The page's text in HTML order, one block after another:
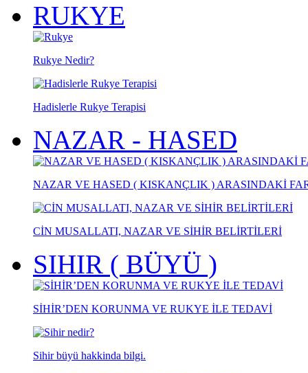
RUKYE
Rukye Nedir?
Hadislerle Rukye Terapisi
NAZAR - HASED
NAZAR VE HASED ( KISKANÇLIK ) ARASINDAKİ
CİN MUSALLATI, NAZAR VE SİHİR BELİRTİLERİ
SIHIR ( BÜYÜ )
SİHİR’DEN KORUNMA VE RUKYE İLE TEDAVİ
Sihir büyü hakkinda bilgi.